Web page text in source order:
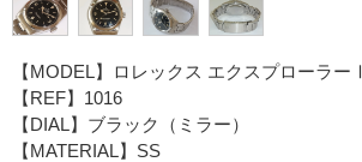
【MODEL】ロレックス エクスプローラーⅠ
【REF】1016
【DIAL】ブラック（ミラー）
【MATERIAL】SS